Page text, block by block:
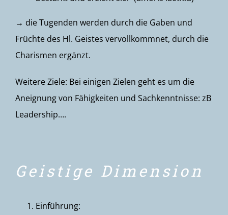
→ die Tugenden werden durch die Gaben und
Früchte des Hl. Geistes vervollkommnet, durch die
Charismen ergänzt.
Weitere Ziele: Bei einigen Zielen geht es um die
Aneignung von Fähigkeiten und Sachkenntnisse: zB
Leadership….
Geistige Dimension
Einführung: